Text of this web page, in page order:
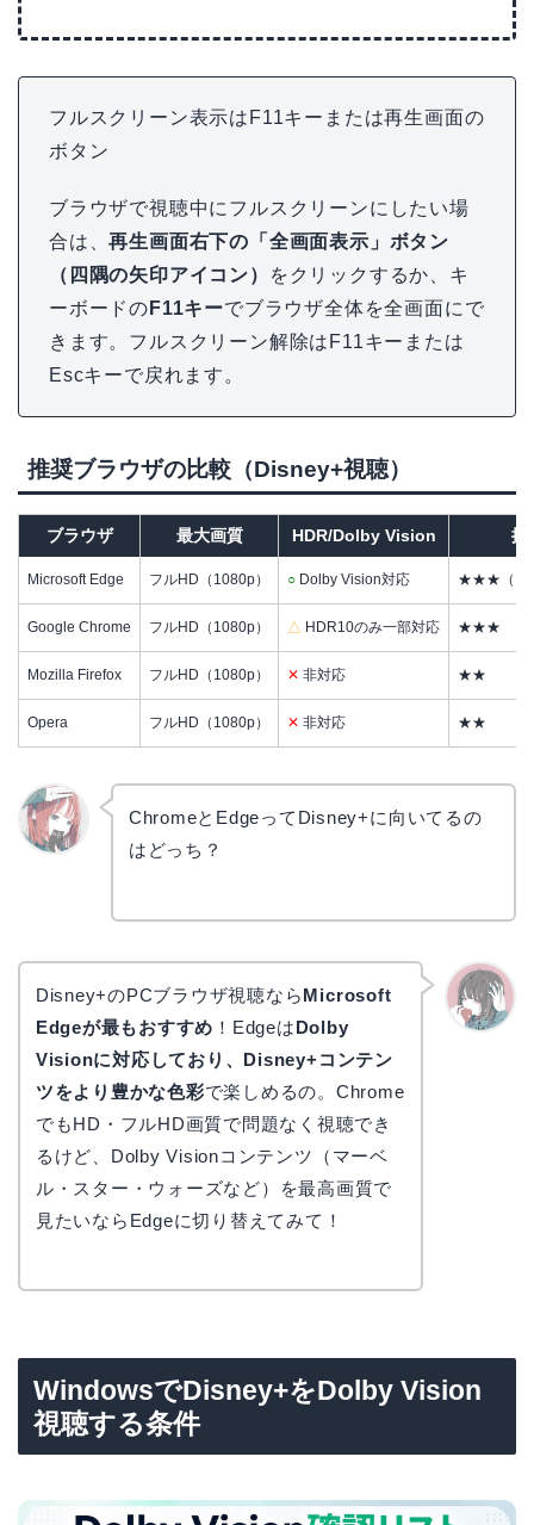
フルスクリーン表示はF11キーまたは再生画面の
ボタン
ブラウザで視聴中にフルスクリーンにしたい場
合は、再生画面右下の「全画面表示」ボタン
（四隅の矢印アイコン）
をクリックするか、キ
ーボードの F11キーでブラウザ全体を全画面にで
きます。フルスクリーン解除はF11キーまたは
Escキーで戻れます。
推奨ブラウザの比較（Disney+視聴）
ブラウザ 最大画質 HDR/Dolby Vision 推
Microsoft Edge フルHD（1080p） ○ Dolby Vision対応 ★★★（ブ
Google Chrome フルHD（1080p） △ HDR10のみ一部対応 ★★★
Mozilla Firefox フルHD（1080p） ✕ 非対応 ★★
Opera フルHD（1080p） ✕ 非対応 ★★
ChromeとEdgeってDisney+に向いてるの
はどっち？
Disney+のPCブラウザ視聴ならMicrosoft
Edgeが最もおすすめ ！EdgeはDolby
Visionに対応しており、Disney+コンテン
ツをより豊かな色彩で楽しめるの。Chrome
でもHD・フルHD画質で問題なく視聴でき
るけど、Dolby Visionコンテンツ（マーベ
ル・スター・ウォーズなど）を最高画質で
見たいならEdgeに切り替えてみて！
WindowsでDisney+をDolby Vision
視聴する条件